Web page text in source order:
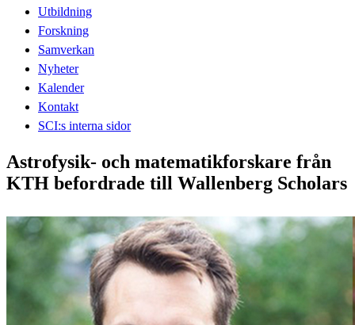
Utbildning
Forskning
Samverkan
Nyheter
Kalender
Kontakt
SCI:s interna sidor
Astrofysik- och matematikforskare från
KTH befordrade till Wallenberg Scholars